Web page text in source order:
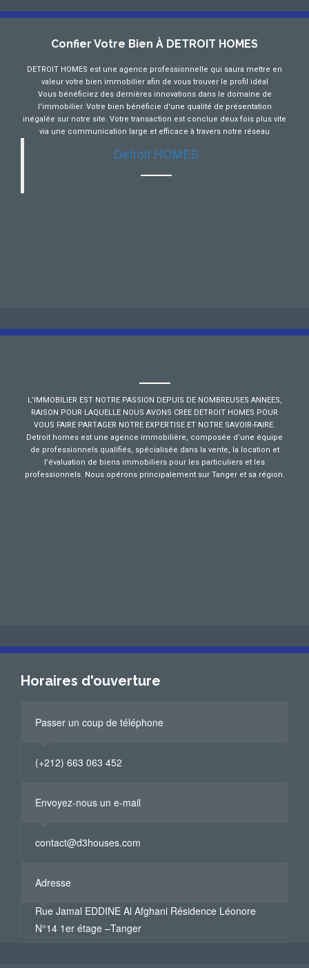
Confier Votre Bien À DETROIT HOMES
DETROIT HOMES est une agence professionnelle qui saura mettre en
valeur votre bien immobilier afin de vous trouver le profil idéal
Vous bénéficiez des dernières innovations dans le domaine de
l'immobilier. Votre bien bénéficie d'une qualité de présentation
inégalée sur notre site. Votre transaction est conclue deux fois plus vite
via une communication large et efficace à travers notre réseau
Detroit HOMES
L’IMMOBILIER EST NOTRE PASSION DEPUIS DE NOMBREUSES ANNEES,
RAISON POUR LAQUELLE NOUS AVONS CREE DETROIT HOMES POUR
VOUS FAIRE PARTAGER NOTRE EXPERTISE ET NOTRE SAVOIR-FAIRE.
Detroit homes est une agence immobilière, composée d’une équipe
de professionnels qualifiés, spécialisée dans la vente, la location et
l’évaluation de biens immobiliers pour les particuliers et les
professionnels. Nous opérons principalement sur Tanger et sa région.
Horaires d'ouverture
Passer un coup de téléphone
(+212) 663 063 452
Envoyez-nous un e-mail
contact@d3houses.com
Adresse
Rue Jamal EDDINE Al Afghani Résidence Léonore
N°14 1er étage –Tanger